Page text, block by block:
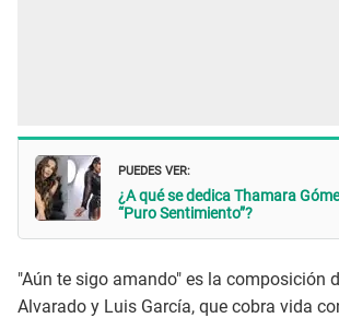
PUEDES VER:
¿A qué se dedica Thamara
“Puro Sentimiento”?
"Aún te sigo amando" es la composición
Alvarado y Luis García, que cobra vida